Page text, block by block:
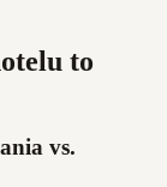
to
vs.